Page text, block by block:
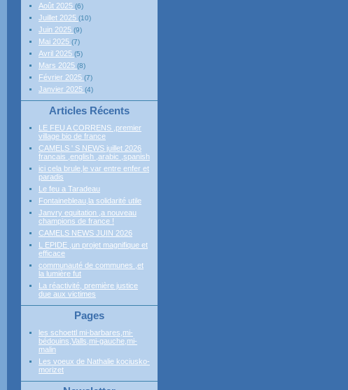
Août 2025 (6)
Juillet 2025 (10)
Juin 2025 (9)
Mai 2025 (7)
Avril 2025 (5)
Mars 2025 (8)
Février 2025 (7)
Janvier 2025 (4)
Articles Récents
LE FEU A CORRENS ,premier
village bio de france
CAMELS ' S NEWS juillet 2026
francais ,english ,arabic ,spanish
ici cela brule,le var entre enfer et
paradis
Le feu a Taradeau
Fontainebleau,la solidarité utile
Janvry equitation ,a nouveau
champions de france !
CAMELS NEWS JUIN 2026
L EPIDE ,un projet magnifique et
efficace
communauté de communes ,et
la lumière fut
La réactivité, première justice
due aux victimes
Pages
les schoettl mi-barbares,mi-
bédouins,Valls,mi-gauche,mi-
malin
Les voeux de Nathalie kociusko-
morizet